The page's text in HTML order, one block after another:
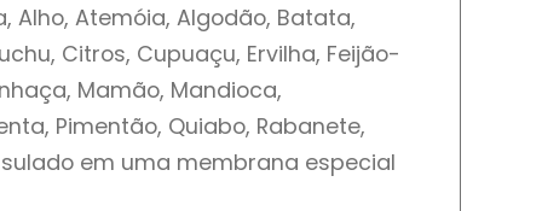
Atemóia, Algodão, Batata,
Citros, Cupuaçu, Ervilha, Feijão-
Mamão, Mandioca,
Pimentão, Quiabo, Rabanete,
em uma membrana especial